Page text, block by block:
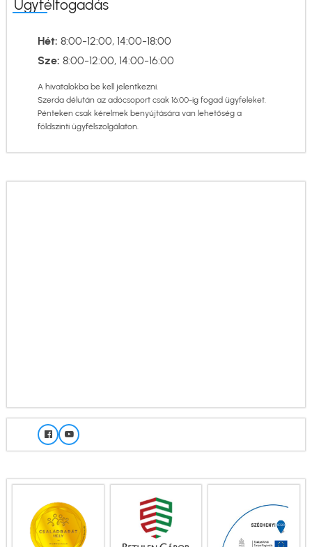
Ügyfélfogadás
Hét: 8:00-12:00, 14:00-18:00
Sze: 8:00-12:00, 14:00-16:00
A hivatalokba be kell jelentkezni.
Szerda délután az adócsoport csak 16:00-ig fogad ügyfeleket.
Pénteken csak kérelmek benyújtására van lehetőség a
földszinti ügyfélszolgálaton.